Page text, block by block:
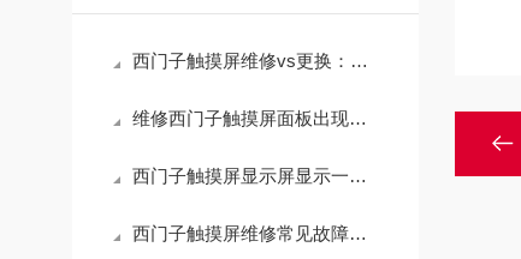
西门子触摸屏维修vs更换：成本对比分析
维修西门子触摸屏面板出现一圈黑点（原厂配件修理）
西门子触摸屏显示屏显示一圈黑点故障维修方法
西门子触摸屏维修常见故障与自检方法